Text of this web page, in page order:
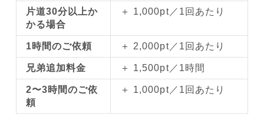
片道30分以上か
かる場合
＋ 1,000pt／1回あたり
1時間のご依頼 ＋ 2,000pt／1回あたり
兄弟追加料金 ＋ 1,500pt／1時間
2〜3時間のご依
頼
＋ 1,000pt／1回あたり